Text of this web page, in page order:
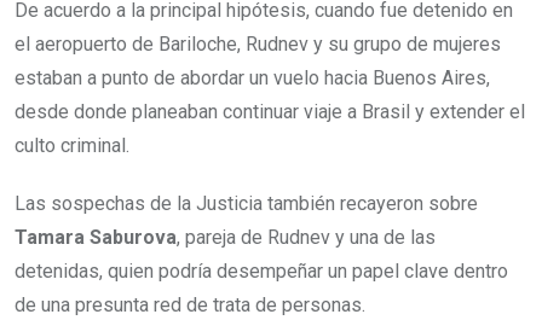
De acuerdo a la principal hipótesis, cuando fue detenido en
el aeropuerto de Bariloche, Rudnev y su grupo de mujeres
estaban a punto de abordar un vuelo hacia Buenos Aires,
desde donde planeaban continuar viaje a Brasil y extender el
culto criminal.
Las sospechas de la Justicia también recayeron sobre
Tamara Saburova, pareja de Rudnev y una de las
detenidas, quien podría desempeñar un papel clave dentro
de una presunta red de trata de personas.